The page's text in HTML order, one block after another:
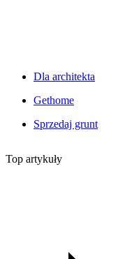
Dla architekta
Gethome
Sprzedaj grunt
Top artykuły